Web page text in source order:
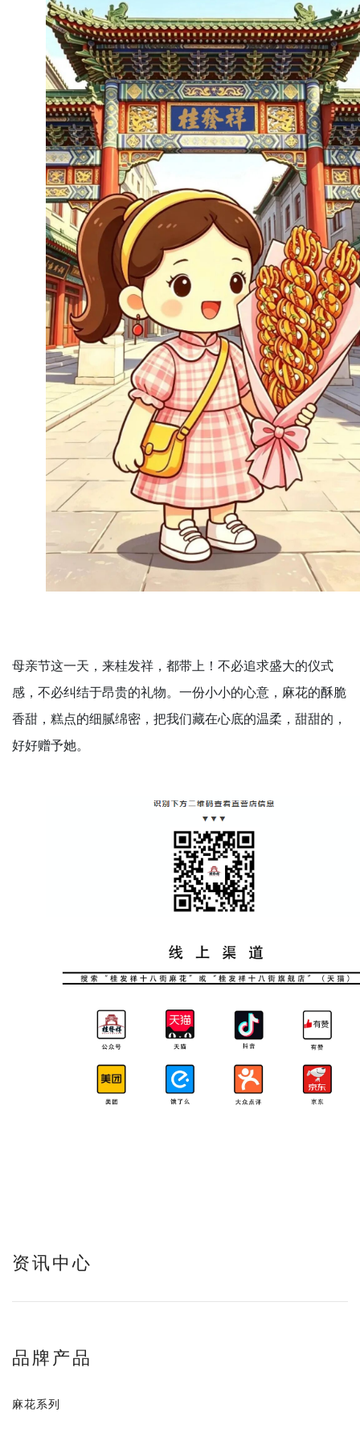
母亲节这一天，来桂发祥，都带上！不必追求盛大的仪式
感，不必纠结于昂贵的礼物。一份小小的心意，麻花的酥脆
香甜，糕点的细腻绵密，把我们藏在心底的温柔，甜甜的，
好好赠予她。
资讯中心
品牌产品
麻花系列